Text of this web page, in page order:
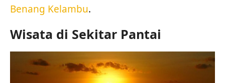
Benang Kelambu.
Wisata di Sekitar Pantai